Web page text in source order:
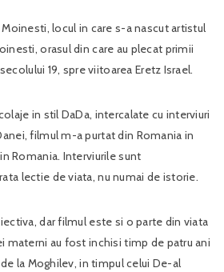
locul in care s-a nascut artistul
orasul din care au plecat primii
19, spre viitoarea Eretz Israel.
in stil DaDa, intercalate cu interviuri
filmul m-a purtat din Romania in
Romania. Interviurile sunt
lectie de viata, nu numai de istorie.
dar filmul este si o parte din viata
materni au fost inchisi timp de patru ani
la Moghilev, in timpul celui De-al